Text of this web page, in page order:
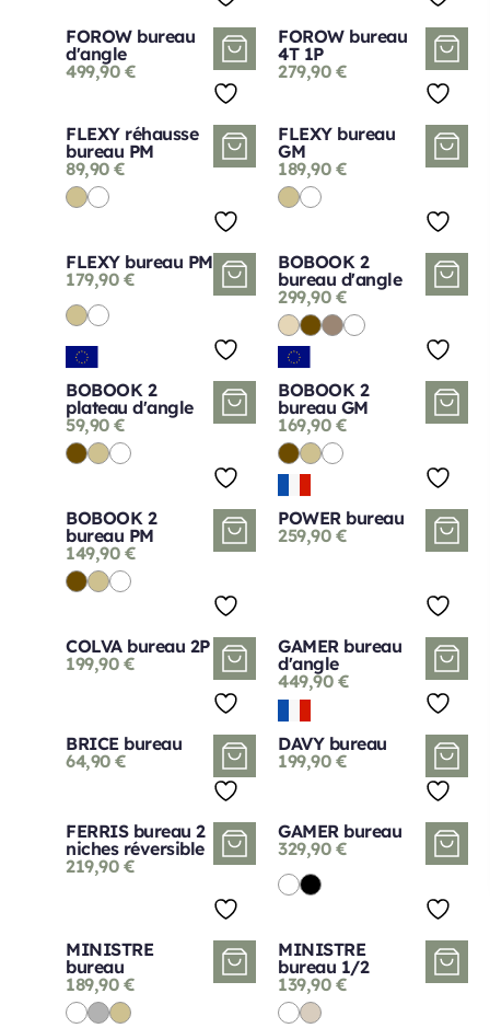
FOROW bureau
d'angle
499,90 €
FOROW bureau
4T 1P
279,90 €
FLEXY réhausse
bureau PM
89,90 €
FLEXY bureau
GM
189,90 €
FLEXY bureau PM
179,90 €
BOBOOK 2
bureau d'angle
299,90 €
BOBOOK 2
plateau d'angle
59,90 €
BOBOOK 2
bureau GM
169,90 €
BOBOOK 2
bureau PM
149,90 €
POWER bureau
259,90 €
COLVA bureau 2P
199,90 €
GAMER bureau
d'angle
449,90 €
BRICE bureau
64,90 €
DAVY bureau
199,90 €
FERRIS bureau 2
niches réversible
219,90 €
GAMER bureau
329,90 €
MINISTRE
bureau
189,90 €
MINISTRE
bureau 1/2
139,90 €